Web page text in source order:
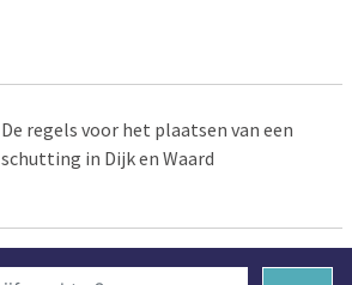
De regels voor het plaatsen van een
schutting in Dijk en Waard